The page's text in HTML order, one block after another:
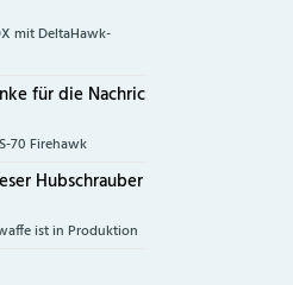
mit DeltaHawk-
für die Nachric
70 Firehawk
Hubschrauber
ist in Produktion